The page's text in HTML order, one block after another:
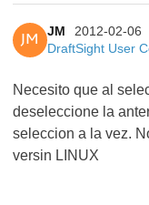
JM
JM
2012-02-06
DraftSight User
Necesito que al
deseleccione la
seleccion a la vez.
versin LINUX